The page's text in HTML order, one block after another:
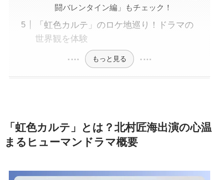
闘バレンタイン編」もチェック！
「虹色カルテ」のロケ地巡り！ドラマの
世界観を体験
もっと見る
「虹色カルテ」とは？北村匠海出演の心温
まるヒューマンドラマ概要